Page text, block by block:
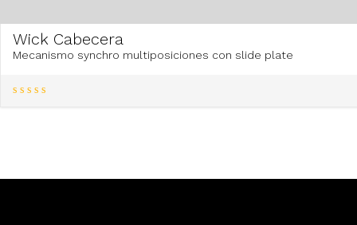
Wick Cabecera
Mecanismo synchro multiposiciones con slide plate